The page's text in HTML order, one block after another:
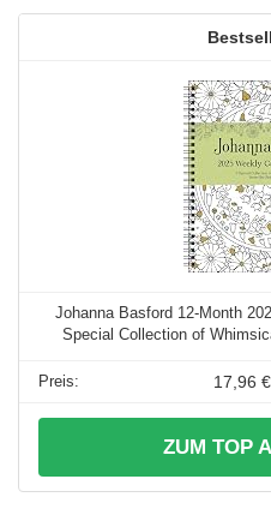
Johanna Basford 12-Month
Special Collection of
17,96 €
ZUM TOP